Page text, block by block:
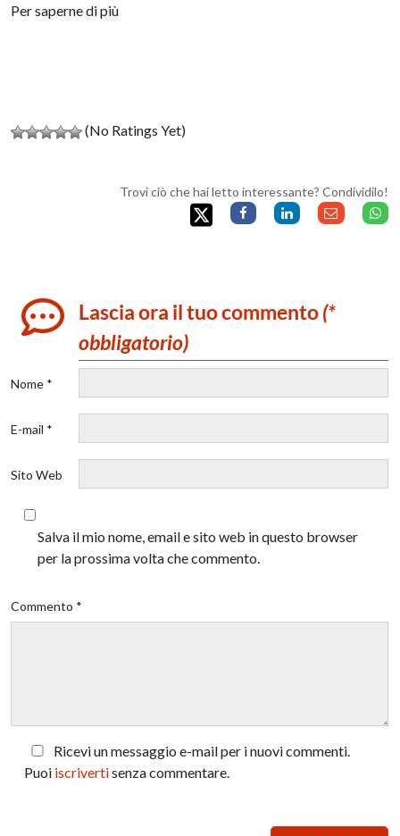
Per saperne di più
(No Ratings Yet)
Trovi ciò che hai letto interessante? Condividilo!
Lascia ora il tuo commento(*
obbligatorio)
Nome *
E-mail *
Sito Web
Salva il mio nome, email e sito web in questo browser
per la prossima volta che commento.
Commento *
Ricevi un messaggio e-mail per i nuovi commenti.
Puoi iscrivertisenza commentare.